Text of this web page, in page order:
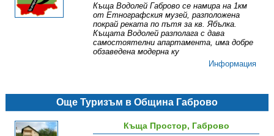
Къща Водолей Габрово се намира на 1км
от Етнографския музей, разположена
покрай реката по пътя за кв. Ябълка.
Къщата Водолей разполага с дава
самостоятелни апартамента, има добре
обзаведена модерна ку
Информация
Още Туризъм в Община Габрово
Къща Простор, Габрово